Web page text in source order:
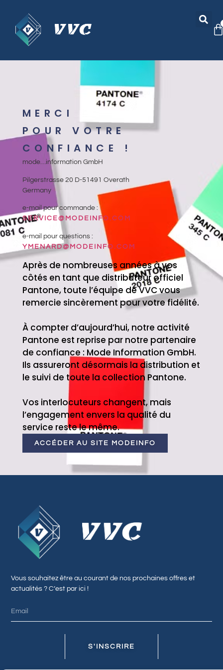
MERCI
POUR VOTRE
CONFIANCE !
mode…information GmbH
Pilgerstrasse 20 D-51491 Overath
Germany
e-mail pour commande :
SERVICE@MODEINFO.COM
e-mail pour questions :
YMENARD@MODEINFO.COM
Après de nombreuses années à vos
côtés en tant que distributeur officiel
Pantone, toute l’équipe de VVC vous
remercie sincèrement pour votre fidélité.
À compter d’aujourd’hui, notre activité
Pantone est reprise par notre partenaire
de confiance : Mode Information GmbH.
Ils assureront désormais la distribution et
le suivi de toute la collection Pantone.
Vos interlocuteurs changent, mais
l’engagement envers la qualité du
service reste le même.
ACCÉDER AU SITE MODEINFO
Vous souhaitez être au courant de nos prochaines offres et
actualités ? C’est par ici !
S'INSCRIRE